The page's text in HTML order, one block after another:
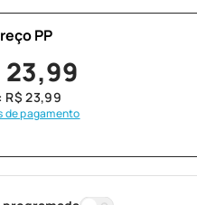
PP
23,99
R$ 23,99
de pagamento